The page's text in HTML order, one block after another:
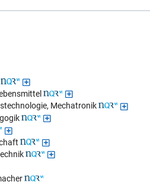
Mechatronik